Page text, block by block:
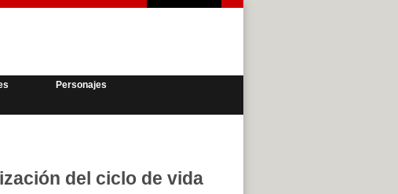
Personajes
del ciclo de vida